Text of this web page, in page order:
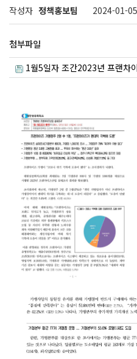
작성자 정책홍보팀 2024-01-05
첨부파일
1월5일자 조간2023년 프랜차